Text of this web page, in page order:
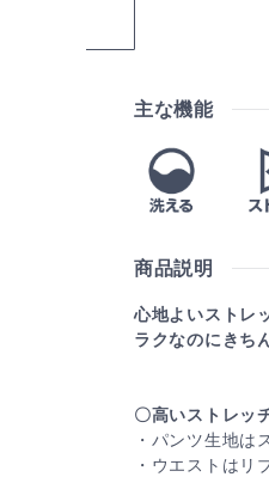
主な機能
商品説明
心地よいストレ
ラクなのにきち
〇高いストレッ
・パンツ生地は
・ウエストはリ